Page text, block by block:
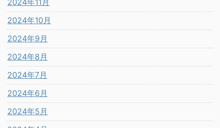
2024年11月
2024年10月
2024年9月
2024年8月
2024年7月
2024年6月
2024年5月